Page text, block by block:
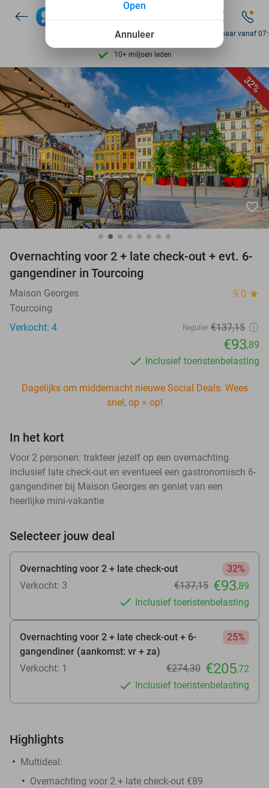
7 dagen per week beschikbaar
10+ miljoen leden
9,4 op basis van
Ontdek 15.000+ deals
7 dagen per week beschikbaar
10+ miljoen leden
Bereikbaar vanaf
32%
favorite_border
Overnachting voor 2 + late check-out + evt. 6-
gangendiner in Tourcoing
Maison Georges 9.0 star
Tourcoing
Verkocht: 4
Regulier €137,15
€93,89
Inclusief toeristenbelasting
Dagelijks om middernacht nieuwe Social Deals. Wees
snel, op = op!
In het kort
Voor 2 personen: trakteer jezelf op een overnachting
inclusief late check-out en eventueel een gastronomisch 6-
gangendiner bij Maison Georges en geniet van een
heerlijke mini-vakantie
Selecteer jouw deal
Overnachting voor 2 + late check-out
32%
Verkocht: 3
€137,15 €93,89
Inclusief toeristenbelasting
Overnachting voor 2 + late check-out + 6-
gangendiner (aankomst: vr + za)
25%
Verkocht: 1 €274,30 €205,72
Inclusief toeristenbelasting
Highlights
Multideal:
Overnachting voor 2 + late check-out €89
Annuleer
Open